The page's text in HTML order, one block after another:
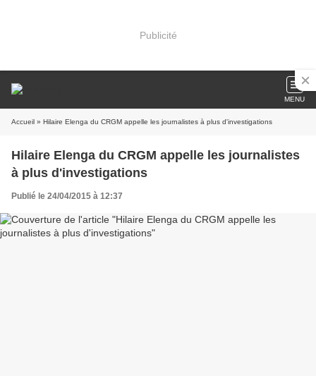
Publicité
MENU
Accueil » Hilaire Elenga du CRGM appelle les journalistes à plus d'investigations
Hilaire Elenga du CRGM appelle les journalistes
à plus d'investigations
Publié le 24/04/2015 à 12:37